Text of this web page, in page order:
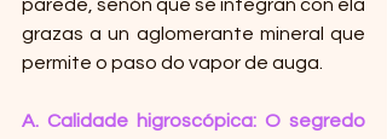
parede, senón que se integran con ela
grazas a un aglomerante mineral que
permite o paso do vapor de auga.
A. Calidade higroscópica: O segredo